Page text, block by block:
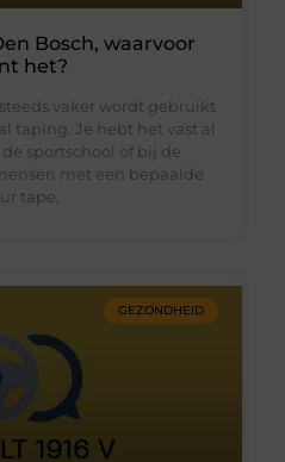
Bosch, waarvoor
het?
vaker wordt gebruikt
taping. Je hebt het vast al
sportschool of bij de
met een bepaalde
tape,
GEZONDHEID